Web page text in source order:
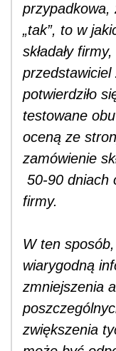
przypadkowa,
„tak”, to w
składały
potwierdziło
testowane
oceną ze
zamówienie
50-90 dniach
firmy.
W ten
wiarygodną
zmniejszenia
zwiększenia